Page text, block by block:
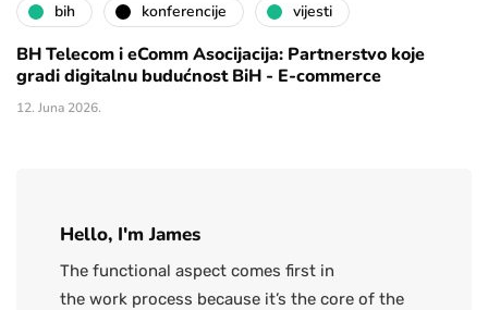
bih konferencije vijesti
BH Telecom i eComm Asocijacija: Partnerstvo koje
gradi digitalnu budućnost BiH - E-commerce
12. Juna 2026.
Hello, I'm James
The functional aspect comes first in
the work process because it’s the core of the